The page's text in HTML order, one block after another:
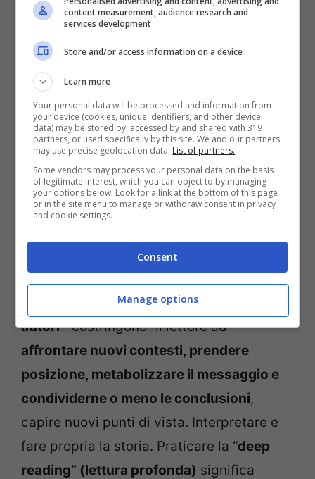
Leggere romanzi di narrativa migliora la
capacità di scoprire e capire le emozioni
in psicologia viene definita
Mente(o metacognizione). Il grado di
competenza nel capire gli altri, e se stessi,
inoltre, migliora in chi legge buona
letteratura e non romanzi
d’intrattenimento.
Sul Guardian i ricercatori
dichiarando che iromanzi dei grandi
autori” costringono” il lettore ad
affrontare nuovi contesti, prendere
posizione, metabolizzare il messaggio e
condividerne o meno le conclusioni,
capire nuovi punti di vista. Interpretare e
fare propria la storia. Praticare la “deep
reading” (lettura profonda) significa
content measurement, audience research and
services development
Store and/or access information on a device
Learn more
Your personal data will be processed and information from
your device (cookies, unique identifiers, and other device
data) may be stored by, accessed by and shared with 319
partners, or used specifically by this site. We and our partners
may use precise geolocation data. List of partners.
Some vendors may process your personal data on the basis
of legitimate interest, which you can object to by managing
your options below. Look for a link at the bottom of this page
or in the site menu to manage or withdraw consent in privacy
and cookie settings.
Consent
Manage options